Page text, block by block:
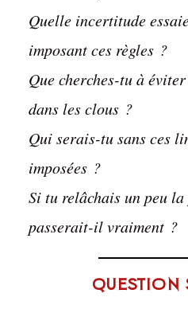
Quelle incertitude
imposant ces règles ?
Que cherches-tu à
dans les clous ?
Qui serais-tu sans ces
imposées ?
Si tu relâchais un peu la
passerait-il vraiment ?
Question